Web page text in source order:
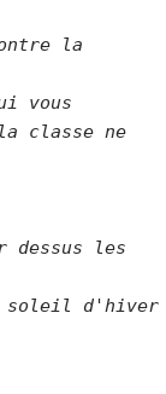
la
vous
classe ne
dessus les
soleil